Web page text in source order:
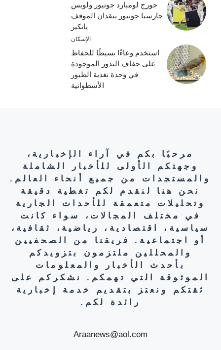
جورج لومبارد جونيور ولويس
جارسيا جونيور ينقذان الموقف
يانكيز
الإسكان
استخدم وعاءًا بسيطًا للحفاظ
على جفاف البذور الموجودة
في وحدة تغذية الطيور
الأسطوانية
مرحبًا بكم في آراء الإخبارية،
وجهتكم الأولى للأخبار الشاملة
والمستجدات من جميع أنحاء العالم.
نحن هنا لنقدم لكم تغطية دقيقة
وتحليلات متعمقة للأحداث الجارية
في مختلف المجالات، سواء كانت
سياسية، اقتصادية، رياضية، ثقافية،
أو اجتماعية. فريقنا من الصحفيين
والمحللين ملتزمون بتزويدكم
بأحدث الأخبار والمعلومات
الموثوقة التي تهمكم. نشكركم على
ثقتكم ونعتز بتقديم خدمة إخبارية
رائدة لكم.
Araanews@aol.com